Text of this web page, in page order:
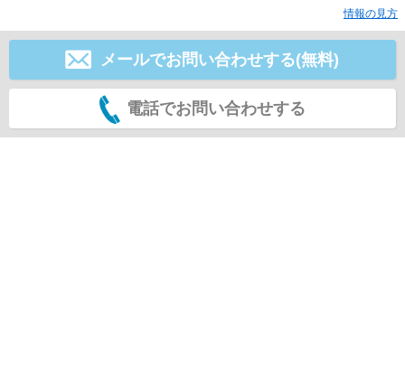
情報の見方
メールでお問い合わせする(無料)
電話でお問い合わせする